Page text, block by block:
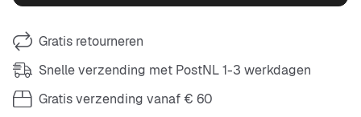
Gratis retourneren
Snelle verzending met PostNL 1-3 werkdagen
Gratis verzending vanaf € 60